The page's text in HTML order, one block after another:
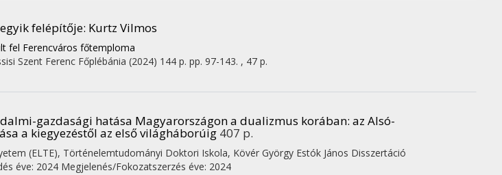
felépítője: Kurtz Vilmos
fel Ferencváros főtemploma
Szent Ferenc Főplébánia (2024) 144 p. pp. 97-143. , 47 p.
gazdasági hatása Magyarországon a dualizmus korában: az Alsó-
a kiegyezéstől az első világháborúig 407 p.
(ELTE), Történelemtudományi Doktori Iskola, Kövér György Estók János Disszertáció
éve: 2024 Megjelenés/Fokozatszerzés éve: 2024